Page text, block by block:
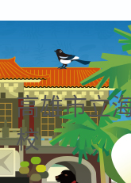
高雄市立
校